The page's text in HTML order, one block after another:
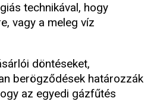
technikával, hogy
vagy a meleg víz
döntéseket,
berögződések határozzák
az egyedi gázfűtés